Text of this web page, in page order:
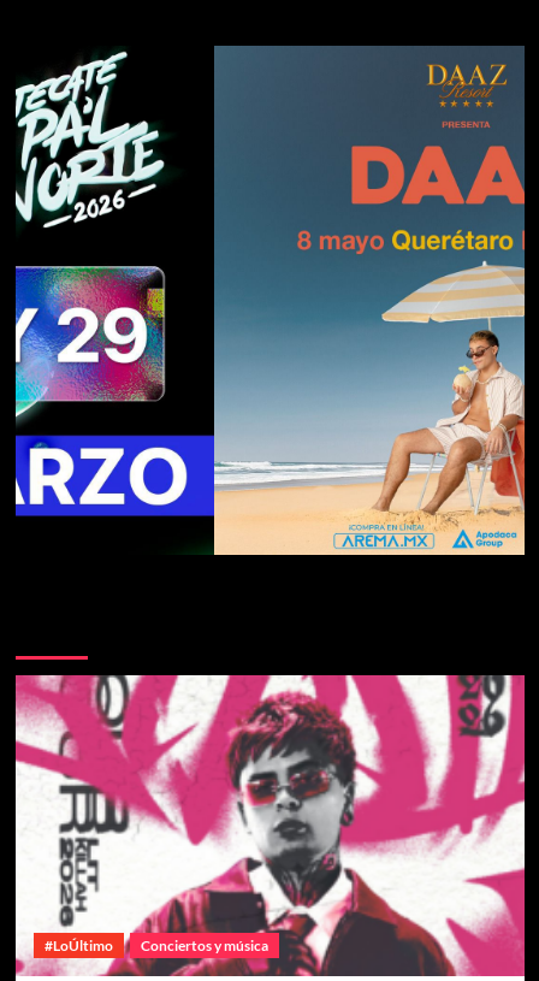
#LoÚltimo Conciertos y música